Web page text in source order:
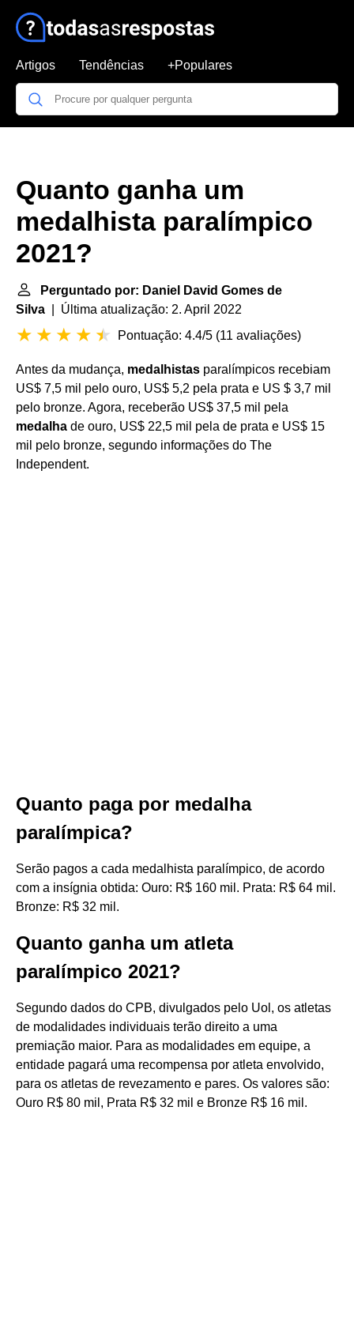
Artigos Tendências +Populares
Quanto ganha um
medalhista paralímpico
2021?
Perguntado por: Daniel David Gomes de
Silva | Última atualização: 2. April 2022
Pontuação: 4.4/5 (11 avaliações)
Antes da mudança, medalhistas paralímpicos recebiam
US$ 7,5 mil pelo ouro, US$ 5,2 pela prata e US $ 3,7 mil
pelo bronze. Agora, receberão US$ 37,5 mil pela
medalha de ouro, US$ 22,5 mil pela de prata e US$ 15
mil pelo bronze, segundo informações do The
Independent.
Quanto paga por medalha
paralímpica?
Serão pagos a cada medalhista paralímpico, de acordo
com a insígnia obtida: Ouro: R$ 160 mil. Prata: R$ 64 mil.
Bronze: R$ 32 mil.
Quanto ganha um atleta
paralímpico 2021?
Segundo dados do CPB, divulgados pelo Uol, os atletas
de modalidades individuais terão direito a uma
premiação maior. Para as modalidades em equipe, a
entidade pagará uma recompensa por atleta envolvido,
para os atletas de revezamento e pares. Os valores são:
Ouro R$ 80 mil, Prata R$ 32 mil e Bronze R$ 16 mil.